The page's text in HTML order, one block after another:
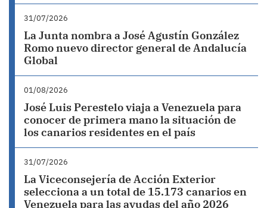
31/07/2026
La Junta nombra a José Agustín González
Romo nuevo director general de Andalucía
Global
01/08/2026
José Luis Perestelo viaja a Venezuela para
conocer de primera mano la situación de
los canarios residentes en el país
31/07/2026
La Viceconsejería de Acción Exterior
selecciona a un total de 15.173 canarios en
Venezuela para las ayudas del año 2026